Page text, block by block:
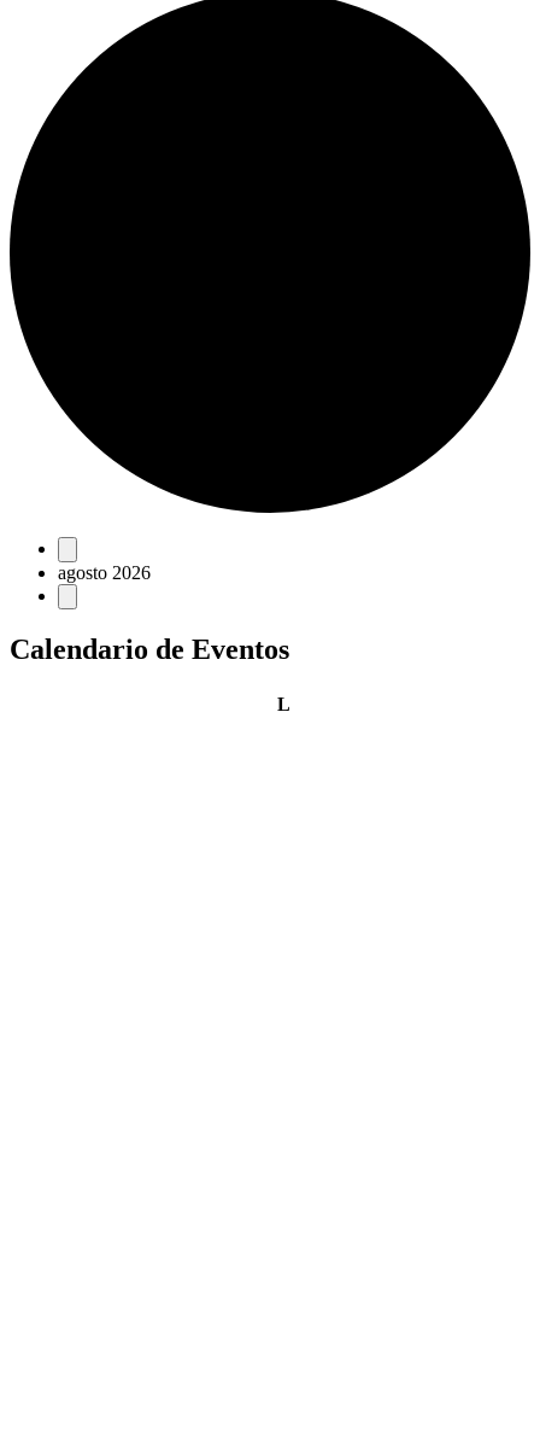
Eventos
agosto 2026
Calendario de Eventos
Llunes